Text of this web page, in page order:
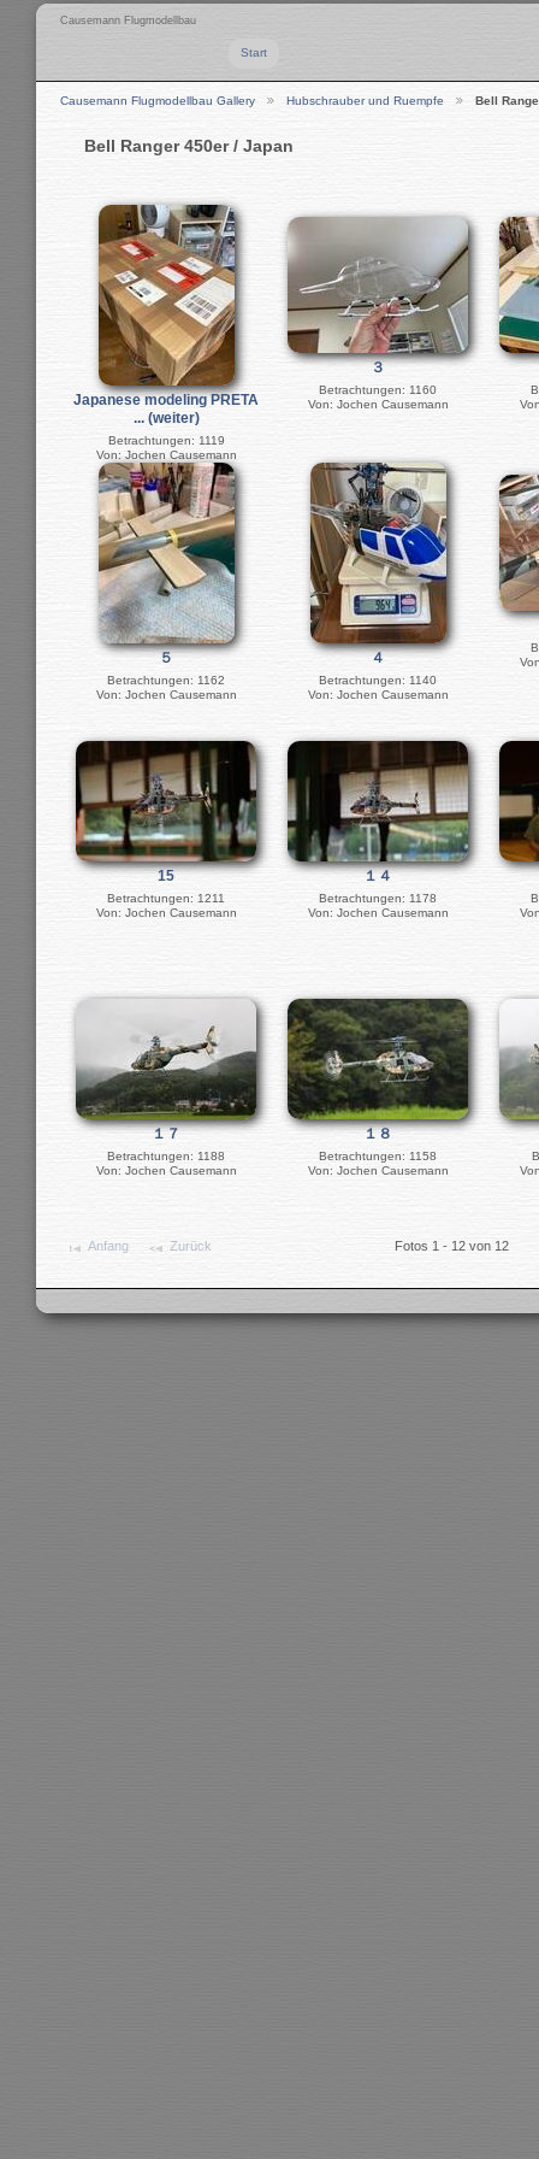
Causemann Flugmodellbau
Start
Causemann Flugmodellbau Gallery Hubschrauber und Ruempfe Bell
Bell Ranger 450er / Japan
Japanese modeling PRETA
... (weiter)
Betrachtungen: 1119
Von: Jochen Causemann
３
Betrachtungen: 1160
Von: Jochen Causemann
５
Betrachtungen: 1162
Von: Jochen Causemann
４
Betrachtungen: 1140
Von: Jochen Causemann
15
Betrachtungen: 1211
Von: Jochen Causemann
１４
Betrachtungen: 1178
Von: Jochen Causemann
１７
Betrachtungen: 1188
Von: Jochen Causemann
１８
Betrachtungen: 1158
Von: Jochen Causemann
Anfang Zurück Fotos 1 - 12 von 12